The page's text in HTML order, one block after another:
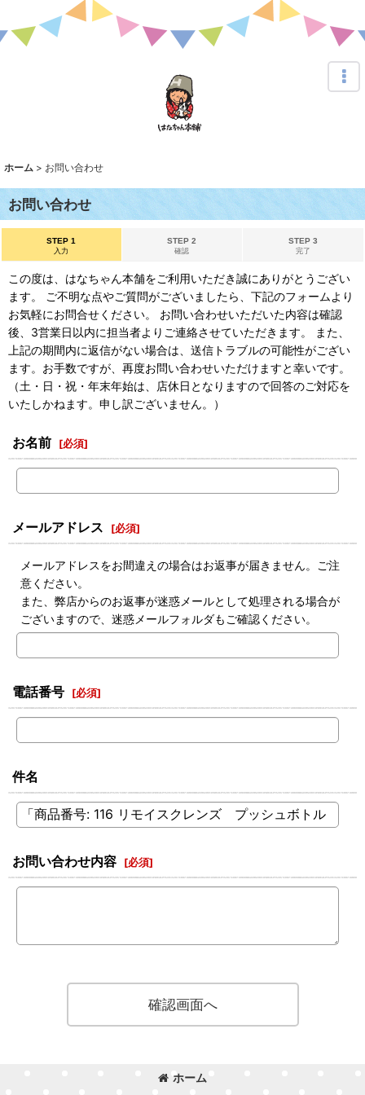
ホーム > お問い合わせ
お問い合わせ
STEP 1
入力
STEP 2
確認
STEP 3
完了
この度は、はなちゃん本舗をご利用いただき誠にありがとうござい
ます。 ご不明な点やご質問がございましたら、下記のフォームより
お気軽にお問合せください。 お問い合わせいただいた内容は確認
後、3営業日以内に担当者よりご連絡させていただきます。 また、
上記の期間内に返信がない場合は、送信トラブルの可能性がござい
ます。お手数ですが、再度お問い合わせいただけますと幸いです。
（土・日・祝・年末年始は、店休日となりますので回答のご対応を
いたしかねます。申し訳ございません。）
お名前 [必須]
メールアドレス [必須]
メールアドレスをお間違えの場合はお返事が届きません。ご注
意ください。
また、弊店からのお返事が迷惑メールとして処理される場合が
ございますので、迷惑メールフォルダもご確認ください。
電話番号 [必須]
件名
お問い合わせ内容 [必須]
確認画面へ
ホーム